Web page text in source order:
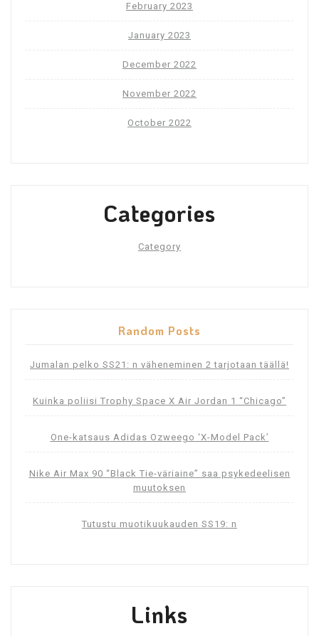
February 2023
January 2023
December 2022
November 2022
October 2022
Categories
Category
Random Posts
Jumalan pelko SS21: n väheneminen 2 tarjotaan täällä!
Kuinka poliisi Trophy Space X Air Jordan 1 “Chicago”
One-katsaus Adidas Ozweego ‘X-Model Pack’
Nike Air Max 90 “Black Tie-väriaine” saa psykedeelisen
muutoksen
Tutustu muotikuukauden SS19: n
Links